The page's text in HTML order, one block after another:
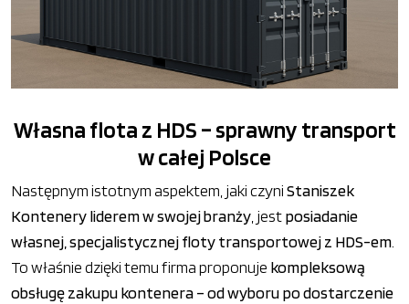
Własna flota z HDS – sprawny transport
w całej Polsce
Następnym istotnym aspektem, jaki czyniStaniszek
Kontenery liderem w swojej branży, jestposiadanie
własnej, specjalistycznej floty transportowej z HDS-em.
To właśnie dzięki temu firma proponuje kompleksową
obsługę zakupu kontenera – od wyboru po dostarczenie